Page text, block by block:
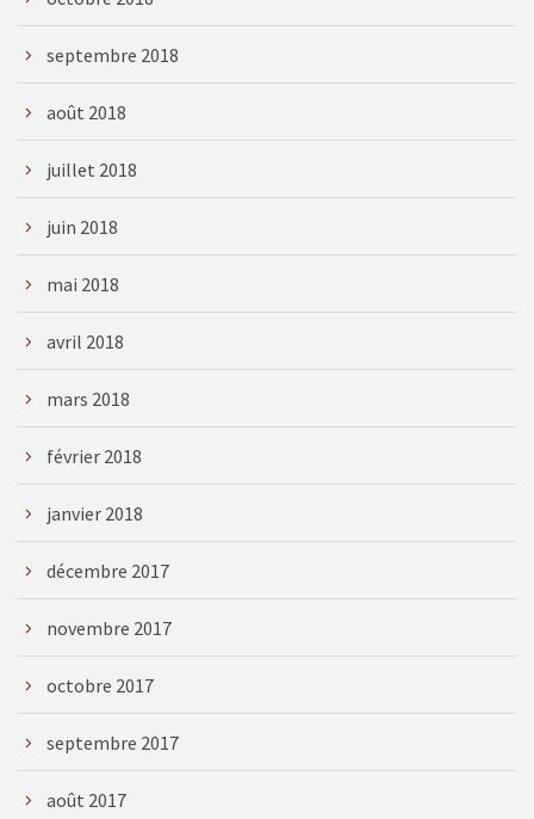
septembre 2018
août 2018
juillet 2018
juin 2018
mai 2018
avril 2018
mars 2018
février 2018
janvier 2018
décembre 2017
novembre 2017
octobre 2017
septembre 2017
août 2017